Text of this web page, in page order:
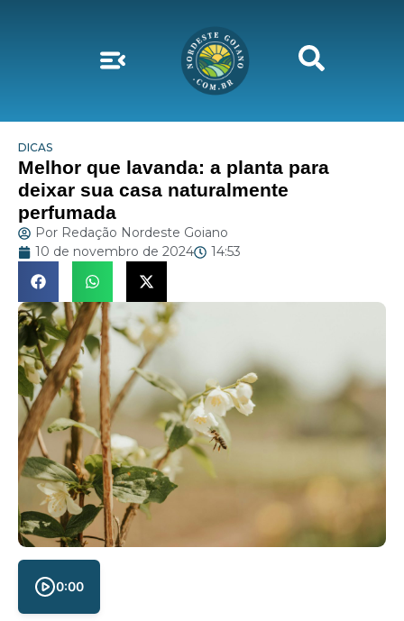
DICAS
Melhor que lavanda: a planta para
deixar sua casa naturalmente
perfumada
Por Redação Nordeste Goiano
10 de novembro de 2024
14:53
0:00